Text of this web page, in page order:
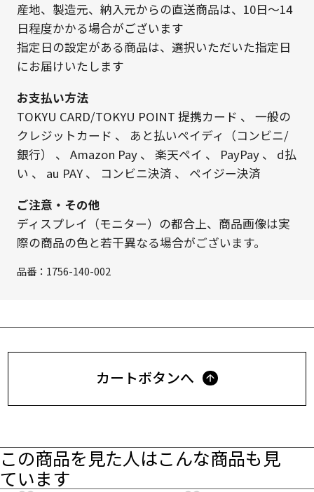
産地、製造元、納入元からの直送商品は、10日～14
日程度かかる場合がございます
指定日の設定がある商品は、選択いただいた指定日
にお届けいたします
お支払い方法
TOKYU CARD/TOKYU POINT 提携カード 、 一般の
クレジットカード 、 あと払いペイディ（コンビニ/
銀行）
、 Amazon Pay、 楽天ペイ 、 PayPay、 d払
い 、 au PAY、 コンビニ決済 、 ペイジー決済
ご注意・その他
ディスプレイ（モニター）の都合上、商品画像は実
際の商品の色と若干異なる場合がございます。
品番： 1756-140-002
カートボタンへ
この商品を見た人はこんな商品も見
ています